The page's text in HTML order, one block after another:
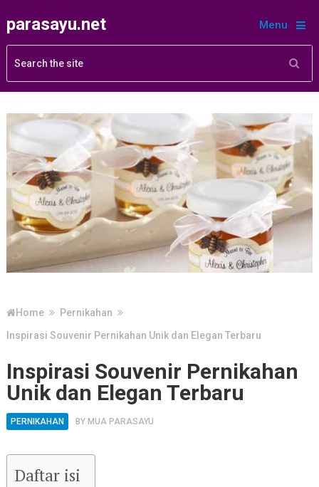
parasayu.net Menu
Home
Pernikahan
Inspirasi Souvenir Pernikahan Unik dan Elegan Terbaru
Inspirasi Souvenir Pernikahan
Unik dan Elegan Terbaru
PERNIKAHAN BY MUA PARASAYU
Daftar isi